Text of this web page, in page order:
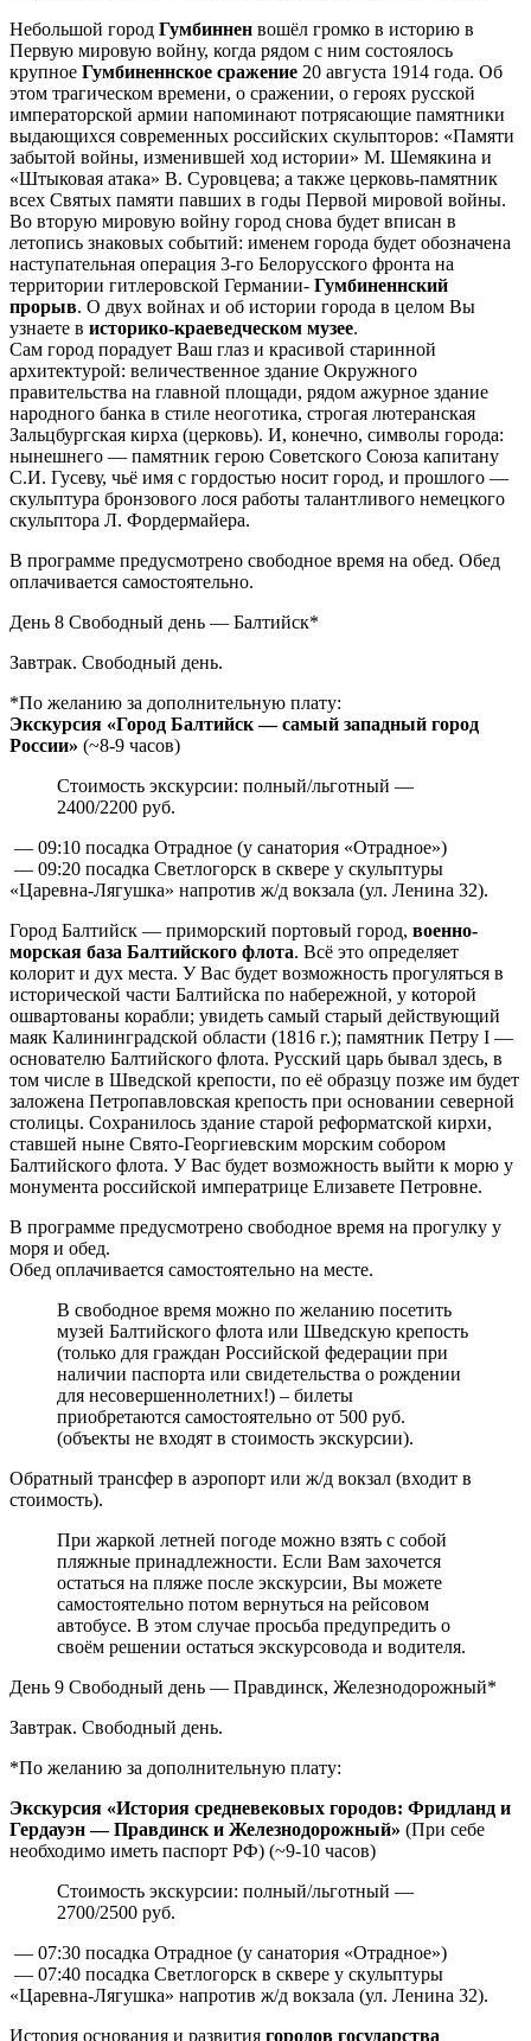
Небольшой город Гумбиннен вошёл громко в историю в
Первую мировую войну, когда рядом с ним состоялось
крупное Гумбиненнское сражение 20 августа 1914 года. Об
этом трагическом времени, о сражении, о героях русской
императорской армии напоминают потрясающие памятники
выдающихся современных российских скульпторов: «Памяти
забытой войны, изменившей ход истории» М. Шемякина и
«Штыковая атака» В. Суровцева; а также церковь-памятник
всех Святых памяти павших в годы Первой мировой войны.
Во вторую мировую войну город снова будет вписан в
летопись знаковых событий: именем города будет обозначена
наступательная операция 3-го Белорусского фронта на
территории гитлеровской Германии- Гумбиненнский
прорыв. О двух войнах и об истории города в целом Вы
узнаете в историко-краеведческом музее.
Сам город порадует Ваш глаз и красивой старинной
архитектурой: величественное здание Окружного
правительства на главной площади, рядом ажурное здание
народного банка в стиле неоготика, строгая лютеранская
Зальцбургская кирха (церковь). И, конечно, символы города:
нынешнего — памятник герою Советского Союза капитану
С.И. Гусеву, чьё имя с гордостью носит город, и прошлого —
скульптура бронзового лося работы талантливого немецкого
скульптора Л. Фордермайера.
В программе предусмотрено свободное время на обед. Обед
оплачивается самостоятельно.
День 8 Свободный день — Балтийск*
Завтрак. Свободный день.
*По желанию за дополнительную плату:
Экскурсия «Город Балтийск — самый западный город
России» (~8-9 часов)
Стоимость экскурсии: полный/льготный —
2400/2200 руб.
— 09:10 посадка Отрадное (у санатория «Отрадное»)
— 09:20 посадка Светлогорск в сквере у скульптуры
«Царевна-Лягушка» напротив ж/д вокзала (ул. Ленина 32).
Город Балтийск — приморский портовый город, военно-
морская база Балтийского флота. Всё это определяет
колорит и дух места. У Вас будет возможность прогуляться в
исторической части Балтийска по набережной, у которой
ошвартованы корабли; увидеть самый старый действующий
маяк Калининградской области (1816 г.); памятник Петру I —
основателю Балтийского флота. Русский царь бывал здесь, в
том числе в Шведской крепости, по её образцу позже им будет
заложена Петропавловская крепость при основании северной
столицы. Сохранилось здание старой реформатской кирхи,
ставшей ныне Свято-Георгиевским морским собором
Балтийского флота. У Вас будет возможность выйти к морю у
монумента российской императрице Елизавете Петровне.
В программе предусмотрено свободное время на прогулку у
моря и обед.
Обед оплачивается самостоятельно на месте.
В свободное время можно по желанию посетить
музей Балтийского флота или Шведскую крепость
(только для граждан Российской федерации при
наличии паспорта или свидетельства о рождении
для несовершеннолетних!) – билеты
приобретаются самостоятельно от 500 руб.
(объекты не входят в стоимость экскурсии).
Обратный трансфер в аэропорт или ж/д вокзал (входит в
стоимость).
При жаркой летней погоде можно взять с собой
пляжные принадлежности. Если Вам захочется
остаться на пляже после экскурсии, Вы можете
самостоятельно потом вернуться на рейсовом
автобусе. В этом случае просьба предупредить о
своём решении остаться экскурсовода и водителя.
День 9 Свободный день — Правдинск, Железнодорожный*
Завтрак. Свободный день.
*По желанию за дополнительную плату:
Экскурсия «История средневековых городов: Фридланд и
Гердауэн — Правдинск и Железнодорожный» (При себе
необходимо иметь паспорт РФ) (~9-10 часов)
Стоимость экскурсии: полный/льготный —
2700/2500 руб.
— 07:30 посадка Отрадное (у санатория «Отрадное»)
— 07:40 посадка Светлогорск в сквере у скульптуры
«Царевна-Лягушка» напротив ж/д вокзала (ул. Ленина 32).
История основания и развития городов государства